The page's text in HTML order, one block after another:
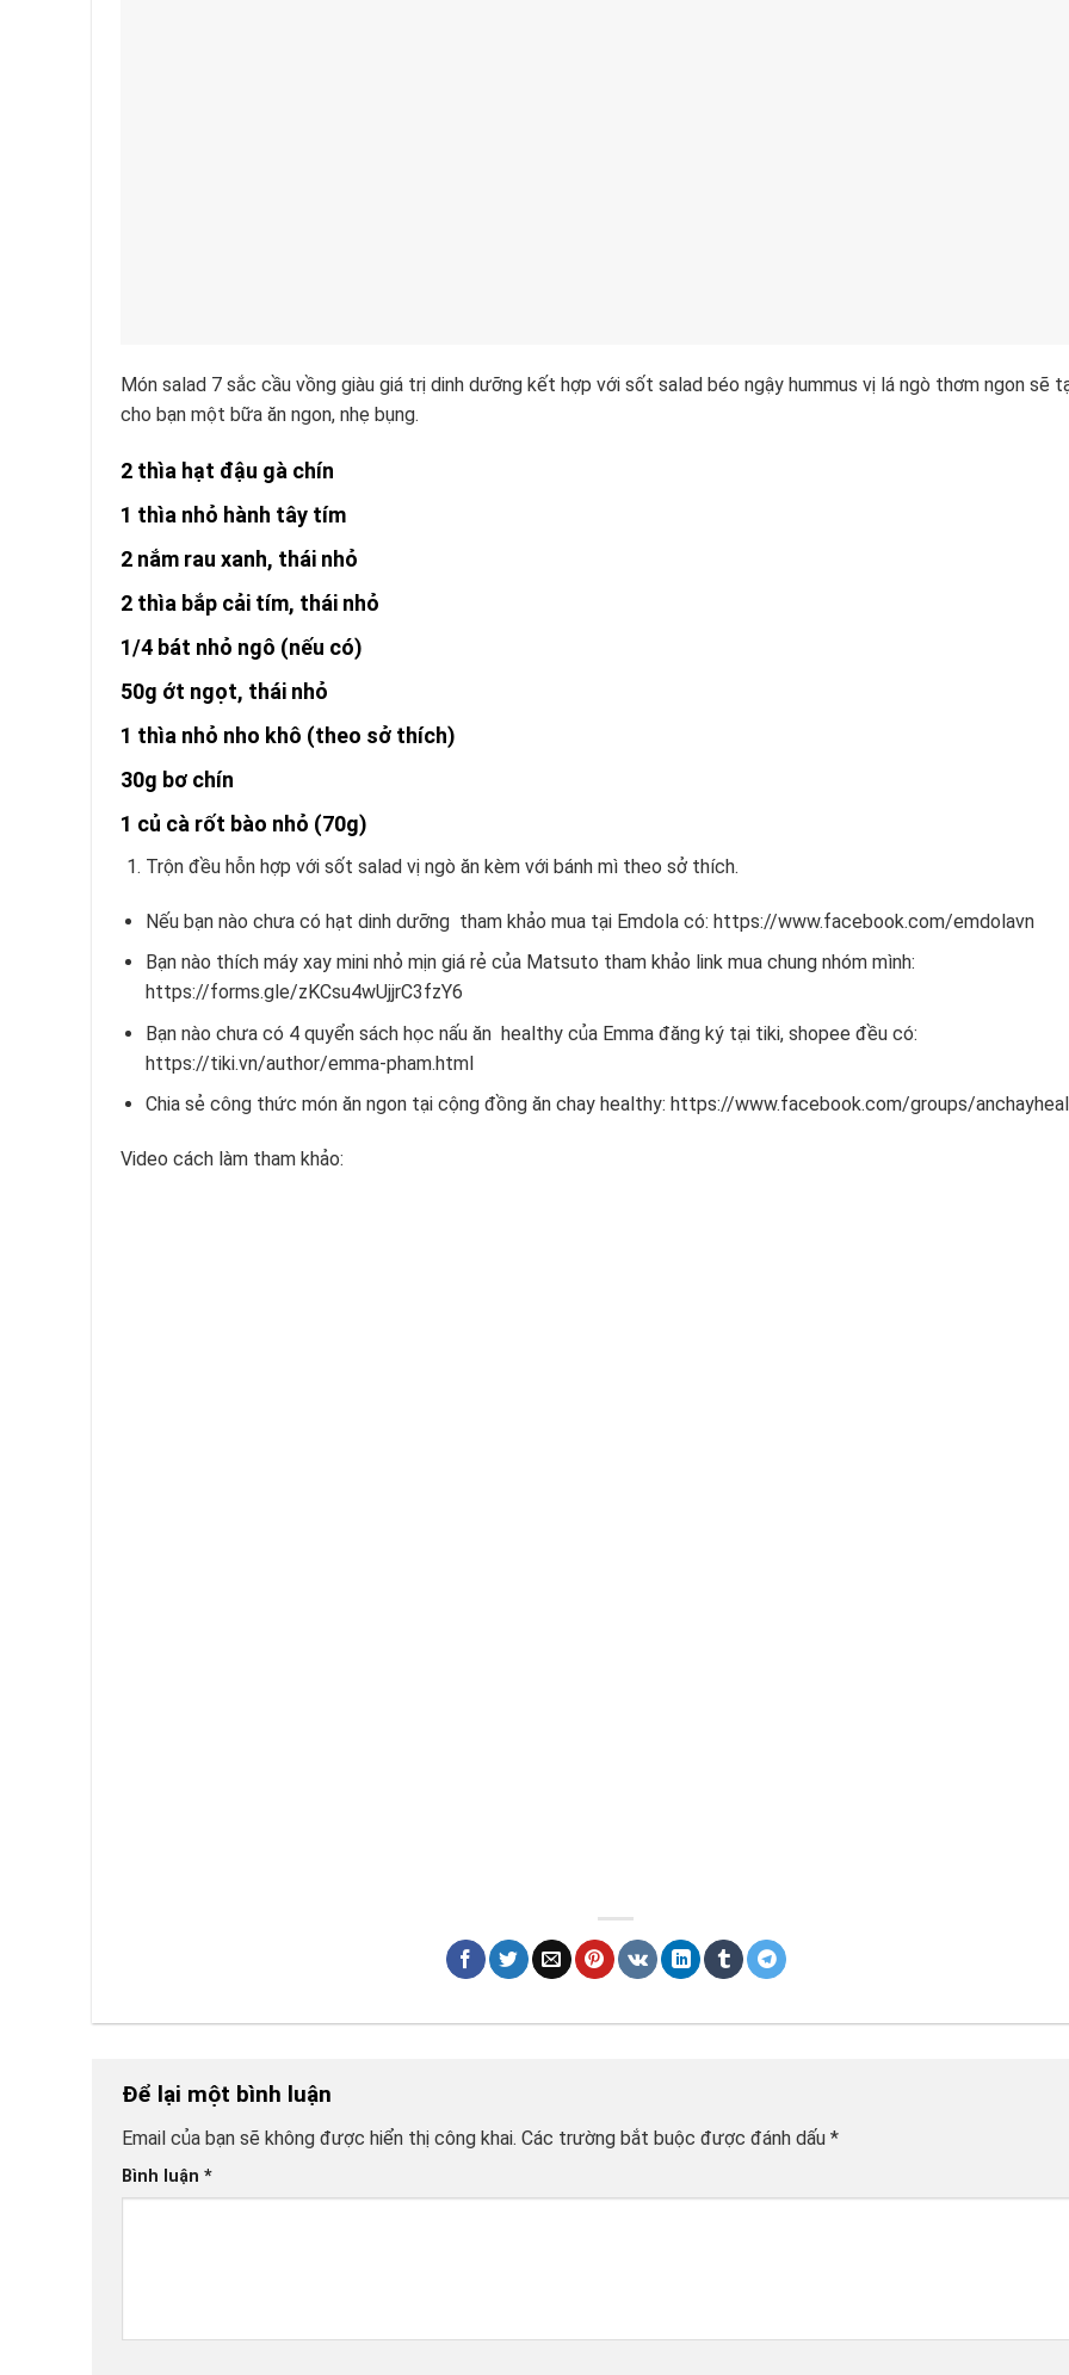
Món salad 7 sắc cầu vồng giàu giá trị dinh dưỡng kết hợp với sốt salad béo ngậy hummus vị lá ngò thơm ngon sẽ
cho bạn một bữa ăn ngon, nhẹ bụng.
2 thìa hạt đậu gà chín
1 thìa nhỏ hành tây tím
2 nắm rau xanh, thái nhỏ
2 thìa bắp cải tím, thái nhỏ
1/4 bát nhỏ ngô (nếu có)
50g ớt ngọt, thái nhỏ
1 thìa nhỏ nho khô (theo sở thích)
30g bơ chín
1 củ cà rốt bào nhỏ (70g)
Trộn đều hỗn hợp với sốt salad vị ngò ăn kèm với bánh mì theo sở thích.
Nếu bạn nào chưa có hạt dinh dưỡng tham khảo mua tại Emdola có: https://www.facebook.com/emdolavn
Bạn nào thích máy xay mini nhỏ mịn giá rẻ của Matsuto tham khảo link mua chung nhóm mình:
https://forms.gle/zKCsu4wUjjrC3fzY6
Bạn nào chưa có 4 quyển sách học nấu ăn healthy của Emma đăng ký tại tiki, shopee đều có:
https://tiki.vn/author/emma-pham.html
Chia sẻ công thức món ăn ngon tại cộng đồng ăn chay healthy: https://www.facebook.com/groups/
Video cách làm tham khảo:
Để lại một bình luận
Email của bạn sẽ không được hiển thị công khai. Các trường bắt buộc được đánh dấu *
Bình luận *